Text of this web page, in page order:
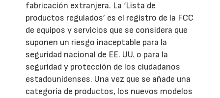
fabricación extranjera. La ‘Lista de
productos regulados’ es el registro de la FCC
de equipos y servicios que se considera que
suponen un riesgo inaceptable para la
seguridad nacional de EE. UU. o para la
seguridad y protección de los ciudadanos
estadounidenses. Una vez que se añade una
categoría de productos, los nuevos modelos